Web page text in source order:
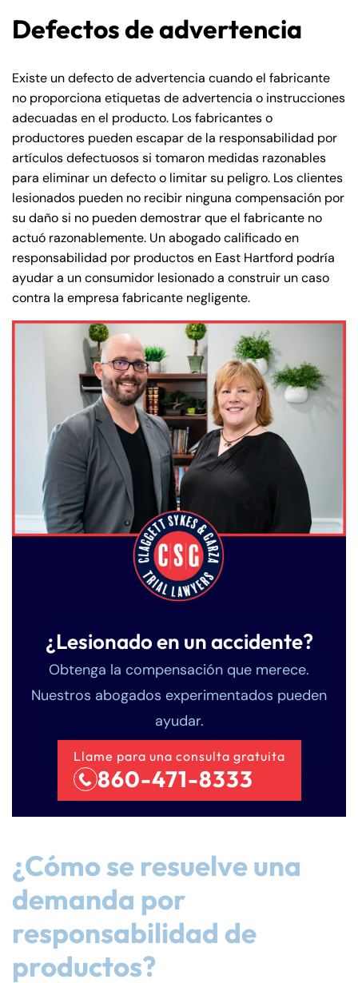
Defectos de advertencia
Existe un defecto de advertencia cuando el fabricante
no proporciona etiquetas de advertencia o instrucciones
adecuadas en el producto. Los fabricantes o
productores pueden escapar de la responsabilidad por
artículos defectuosos si tomaron medidas razonables
para eliminar un defecto o limitar su peligro. Los clientes
lesionados pueden no recibir ninguna compensación por
su daño si no pueden demostrar que el fabricante no
actuó razonablemente. Un abogado calificado en
responsabilidad por productos en East Hartford podría
ayudar a un consumidor lesionado a construir un caso
contra la empresa fabricante negligente.
¿Lesionado en un accidente?
Obtenga la compensación que merece.
Nuestros abogados experimentados pueden
ayudar.
Llame para una consulta gratuita
860-471-8333
¿Cómo se resuelve una
demanda por
responsabilidad de
productos?